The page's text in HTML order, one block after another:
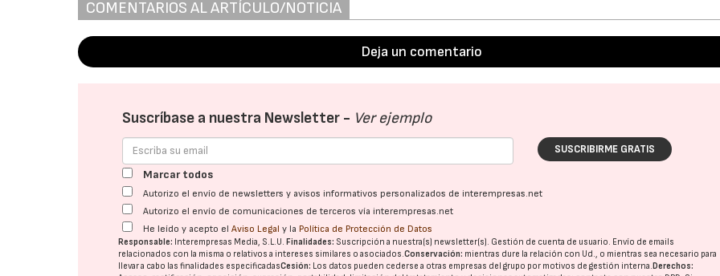
COMENTARIOS AL ARTÍCULO/NOTICIA
Deja un comentario
Suscríbase a nuestra Newsletter - Ver ejemplo
SUSCRIBIRME GRATIS
Marcar todos
Autorizo el envío de newsletters y avisos informativos personalizados de interempresas.net
Autorizo el envío de comunicaciones de terceros vía interempresas.net
He leído y acepto elAviso Legal y la Política de Protección de Datos
Responsable: Interempresas Media, S.L.U.Finalidades: Suscripción a nuestra(s) newsletter(s). Gestión de cuenta de usuario. Envío de emails
relacionados con la misma o relativos a intereses similares o asociados.Conservación: mientras dure la relación con Ud., o mientras sea necesario para
llevar a cabo las finalidades especificadasCesión: Los datos pueden cederse a otras empresas del grupo por motivos de gestión interna.Derechos: